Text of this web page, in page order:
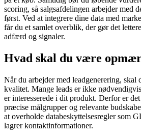
scoring, så salgsafdelingen arbejder med
først. Ved at integrere dine data med
får du et samlet overblik, der gør det
adfærd og signaler.
Hvad skal du være
Når du arbejder med leadgenerering, skal
kvalitet. Mange leads er ikke
er interesserede i dit produkt. Derfor er
præcise målgrupper og relevante
at overholde databeskyttelsesregler som
lagrer kontaktinformationer.